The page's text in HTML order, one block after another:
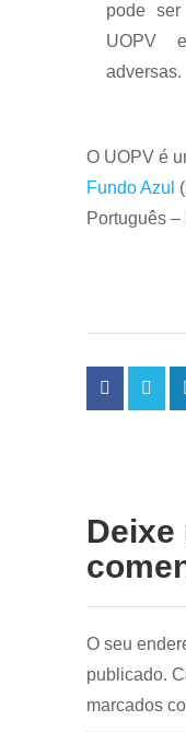
pode
UOPV
adversas.
O UOPV é
Fundo Azul
Português –
Deixe
O seu
publicado.
marcados